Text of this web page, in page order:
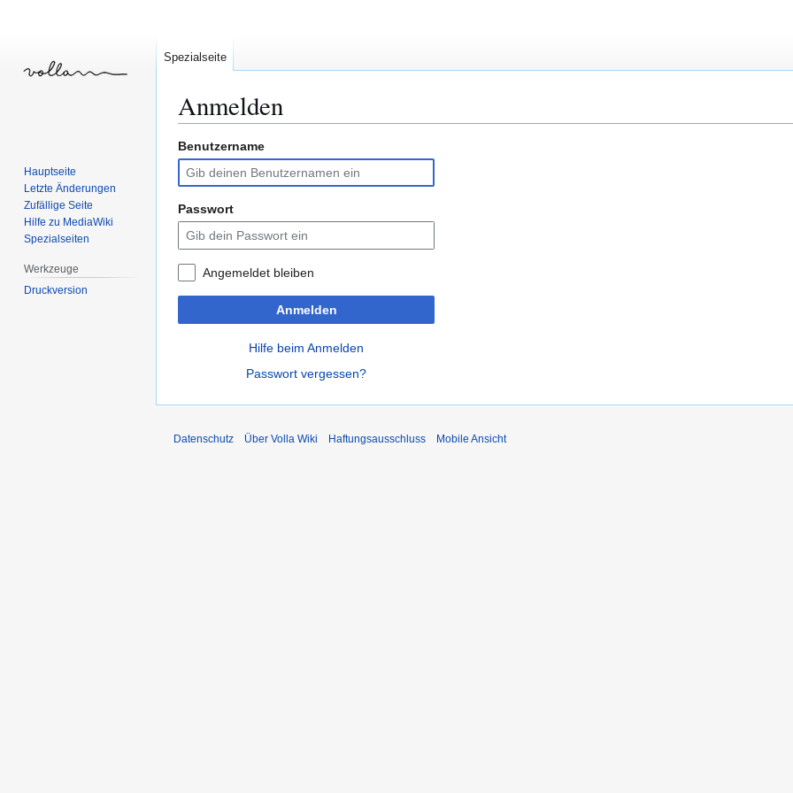
Anmelden
Zur
Navigation
springen
Zur
Suche
springen
Benutzername
Passwort
Angemeldet bleiben
Anmelden
Hilfe beim Anmelden
Passwort vergessen?
Spezialseite
Hauptseite
Letzte Änderungen
Zufällige Seite
Hilfe zu MediaWiki
Spezialseiten
Werkzeuge
Druckversion
Datenschutz Über Volla Wiki Haftungsausschluss Mobile Ansicht